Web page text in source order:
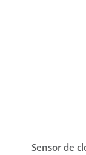
Sensor de